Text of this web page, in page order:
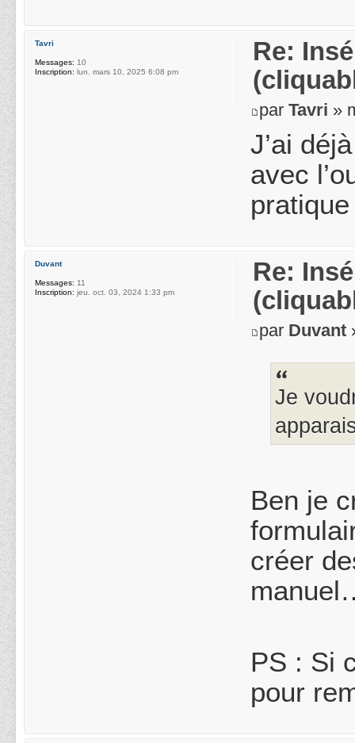
Re:
parTavri »
J’ai
avec
Tavri
Messages: 10
Inscription: lun. mars 10, 2025 6:08 pm
Re:
par Duvant
Je
Ben je
créer
PS : Si
pour
Duvant
Messages: 11
Inscription: jeu. oct. 03, 2024 1:33 pm